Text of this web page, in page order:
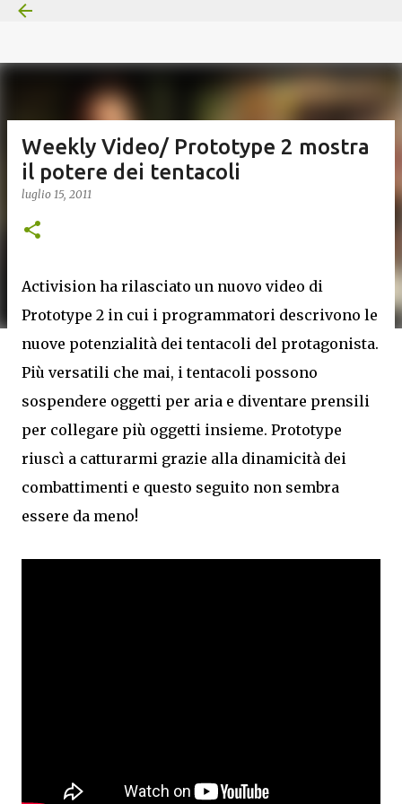
Weekly Video/ Prototype 2 mostra
il potere dei tentacoli
luglio 15, 2011
Activision ha rilasciato un nuovo video di
Prototype 2 in cui i programmatori descrivono le
nuove potenzialità dei tentacoli del protagonista.
Più versatili che mai, i tentacoli possono
sospendere oggetti per aria e diventare prensili
per collegare più oggetti insieme. Prototype
riuscì a catturarmi grazie alla dinamicità dei
combattimenti e questo seguito non sembra
essere da meno!